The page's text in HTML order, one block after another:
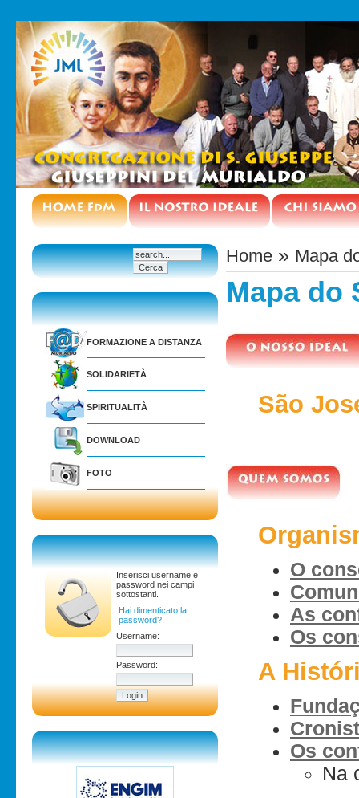
FORMAZIONE A DISTANZA
SOLIDARIETÀ
SPIRITUALITÀ
DOWNLOAD
FOTO
Inserisci username e
password nei campi
sottostanti.
Hai dimenticato la
password?
Username:
Password:
Home » Mapa
Mapa do
São
O
As
Os
A
Os
Na